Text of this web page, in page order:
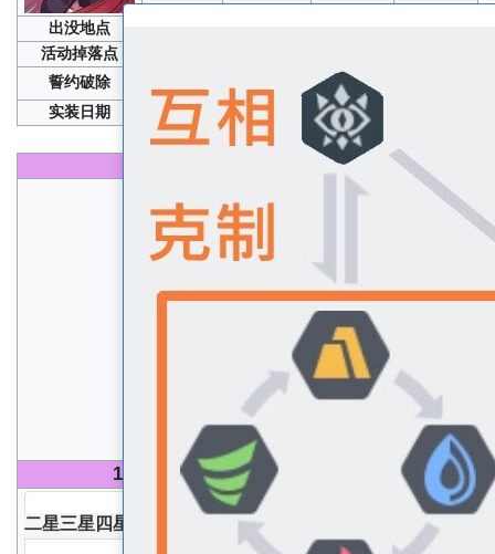
出没地点
活动掉落点
誓约破除
、5
实装日期
2019年03月21日
物攻
S
物防
魔攻
魔防
B+
100 级 无圣器无核心无能源分配能力值
二星三星 四星